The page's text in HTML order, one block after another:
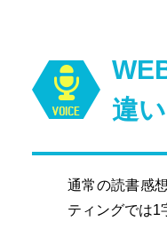
違い
通常の読書感
ティングでは1